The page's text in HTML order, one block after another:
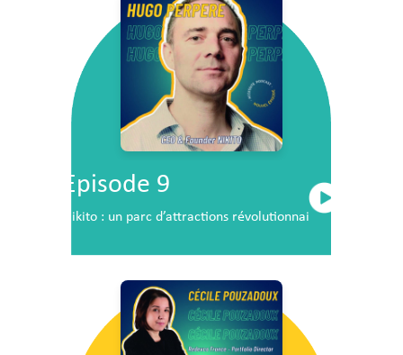
Episode 9
Nikito : un parc d’attractions révolutionnaire en plein